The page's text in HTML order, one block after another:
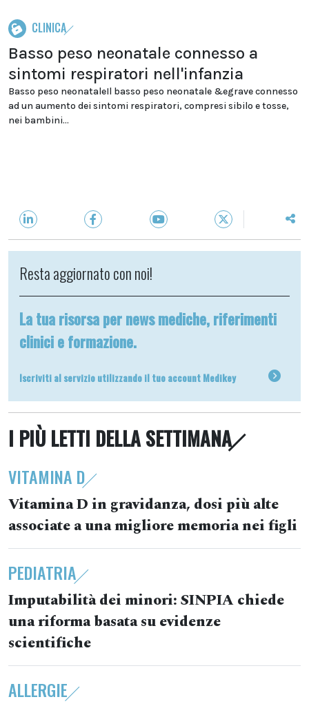
CLINICA
Basso peso neonatale connesso a
sintomi respiratori nell'infanzia
Basso peso neonataleIl basso peso neonatale &egrave connesso
ad un aumento dei sintomi respiratori, compresi sibilo e tosse,
nei bambini...
Resta aggiornato con noi!
La tua risorsa per news mediche, riferimenti
clinici e formazione.
Iscriviti al servizio utilizzando il tuo account Medikey
I PIÙ LETTI DELLA SETTIMANA
VITAMINA D
Vitamina D in gravidanza, dosi più alte
associate a una migliore memoria nei figli
PEDIATRIA
Imputabilità dei minori: SINPIA chiede
una riforma basata su evidenze
scientifiche
ALLERGIE